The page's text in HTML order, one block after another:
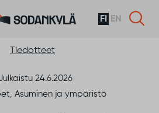
FI EN
Tiedotteet
24.6.2026
Asuminen ja ympäristö